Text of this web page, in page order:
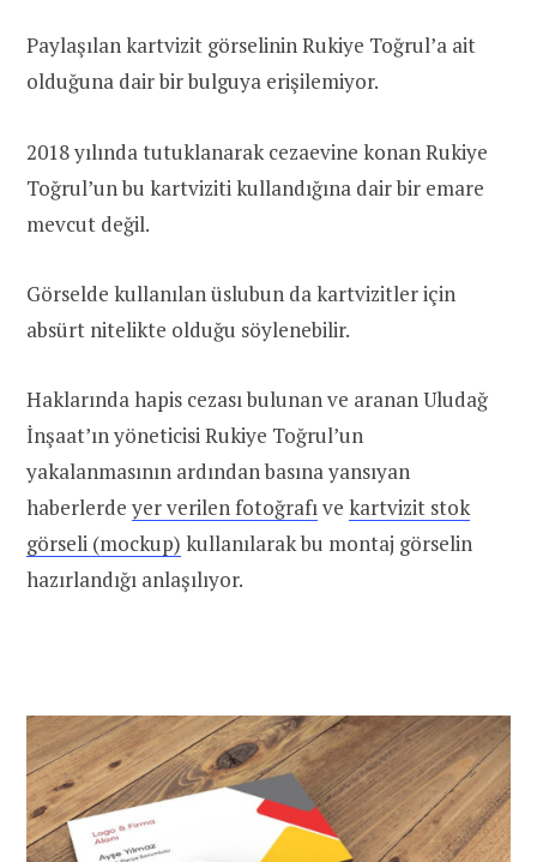
Paylaşılan kartvizit görselinin Rukiye Toğrul’a ait
olduğuna dair bir bulguya erişilemiyor.
2018 yılında tutuklanarak cezaevine konan Rukiye
Toğrul’un bu kartviziti kullandığına dair bir emare
mevcut değil.
Görselde kullanılan üslubun da kartvizitler için
absürt nitelikte olduğu söylenebilir.
Haklarında hapis cezası bulunan ve aranan Uludağ
İnşaat’ın yöneticisi Rukiye Toğrul’un
yakalanmasının ardından basına yansıyan
haberlerde yer verilen fotoğrafı ve kartvizit stok
görseli (mockup) kullanılarak bu montaj görselin
hazırlandığı anlaşılıyor.